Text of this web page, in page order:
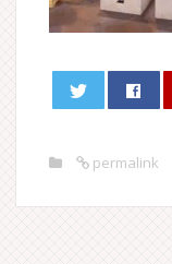
permalink